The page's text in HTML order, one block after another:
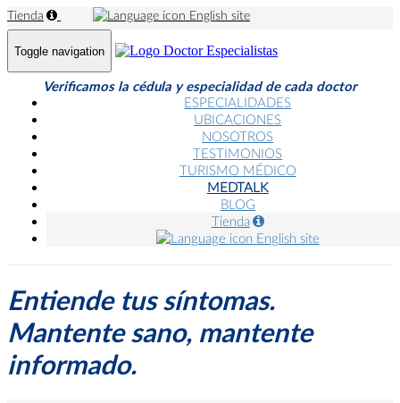
Tienda English site
Toggle navigation
Verificamos la cédula y especialidad de cada doctor
ESPECIALIDADES
UBICACIONES
NOSOTROS
TESTIMONIOS
TURISMO MÉDICO
MEDTALK
BLOG
Tienda
English site
Entiende tus síntomas.
Mantente sano, mantente
informado.